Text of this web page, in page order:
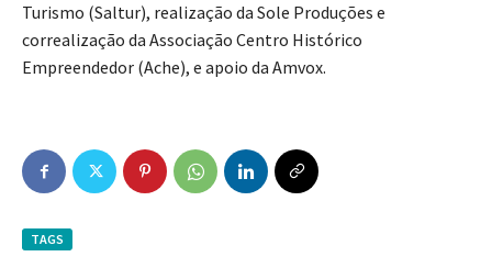
Turismo (Saltur), realização da Sole Produções e
correalização da Associação Centro Histórico
Empreendedor (Ache), e apoio da Amvox.
TAGS